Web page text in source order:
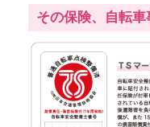
その保険、自転